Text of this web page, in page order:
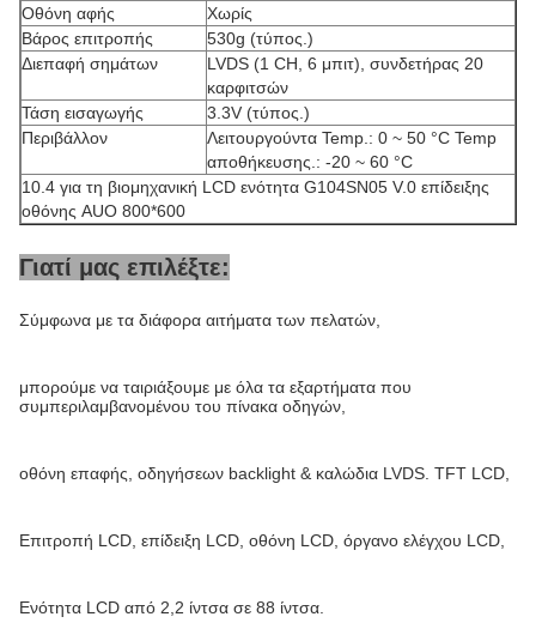
Οθόνη αφής
Χωρίς
Βάρος επιτροπής
530g (τύπος.)
Διεπαφή σημάτων
LVDS (1 CH, 6 μπιτ), συνδετήρας 20
καρφιτσών
Τάση εισαγωγής
3.3V (τύπος.)
Περιβάλλον
Λειτουργούντα Temp.: 0 ~ 50 °C Temp
αποθήκευσης.: -20 ~ 60 °C
10.4 για τη βιομηχανική LCD ενότητα G104SN05 V.0 επίδειξης
οθόνης AUO 800*600
Γιατί μας επιλέξτε:
Σύμφωνα με τα διάφορα αιτήματα των πελατών,
μπορούμε να ταιριάξουμε με όλα τα εξαρτήματα που
συμπεριλαμβανομένου του πίνακα οδηγών,
οθόνη επαφής, οδηγήσεων backlight & καλώδια LVDS. TFT LCD,
Επιτροπή LCD, επίδειξη LCD, οθόνη LCD, όργανο ελέγχου LCD,
Ενότητα LCD από 2,2 ίντσα σε 88 ίντσα.